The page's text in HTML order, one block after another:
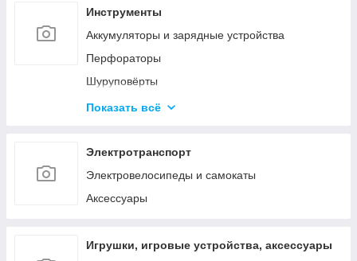
Очистители высокого давления
Триммеры и электрокосы
Акссесуары
Инструменты
Аккумуляторы и зарядные устройства
Перфораторы
Шуруповёрты
Шлифовальные машины
Наборы инструментов
Сетевые инструменты
Контрольно - измерительные приборы
Показать всё
Электротранспорт
Электровелосипеды и самокаты
Аксессуары
Игрушки, игровые устройства, аксессуары